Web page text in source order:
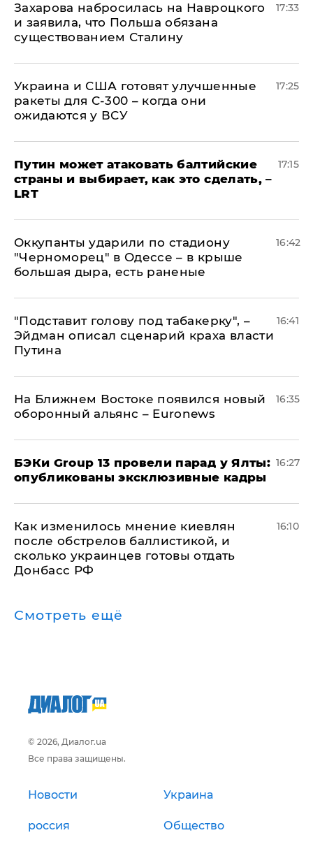
​Захарова набросилась на Навроцкого
и заявила, что Польша обязана
существованием Сталину
17:33
Украина и США готовят улучшенные
ракеты для С-300 – когда они
ожидаются у ВСУ
17:25
Путин может атаковать балтийские
страны и выбирает, как это сделать, –
LRT
17:15
Оккупанты ударили по стадиону
"Черноморец" в Одессе – в крыше
большая дыра, есть раненые
16:42
​"Подставит голову под табакерку", –
Эйдман описал сценарий краха власти
Путина
16:41
На Ближнем Востоке появился новый
оборонный альянс – Euronews
16:35
​БЭКи Group 13 провели парад у Ялты:
опубликованы эксклюзивные кадры
16:27
Как изменилось мнение киевлян
после обстрелов баллистикой, и
сколько украинцев готовы отдать
Донбасс РФ
16:10
Смотреть ещё
© 2026, Диалог.ua
Все права защищены.
Новости Украина
россия Общество